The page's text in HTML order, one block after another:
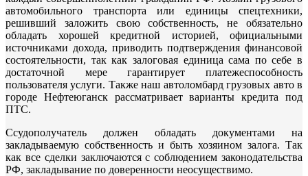
автомобильного транспорта или единицы спецтехники,
решивший заложить свою собственность, не обязательно
обладать хорошей кредитной историей, официальными
источниками дохода, приводить подтверждения финансовой
состоятельности, так как залоговая единица сама по себе в
достаточной мере гарантирует платежеспособность
пользователя услуги. Также наш автоломбард грузовых авто в
городе Нефтеюганск рассматривает варианты кредита под
ПТС.
Ссудополучатель должен обладать документами на
закладываемую собственность и быть хозяином залога. Так
как все сделки заключаются с соблюдением законодательства
РФ, закладывание по доверенности неосуществимо.